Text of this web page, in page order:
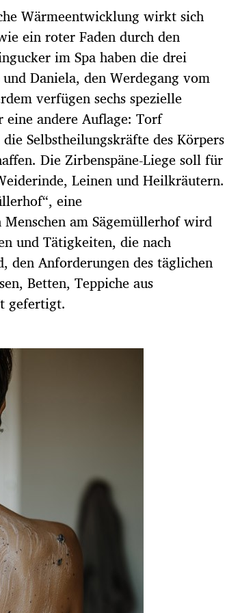
Wärmeentwicklung wirkt sich
ein roter Faden durch den
im Spa haben die drei
Daniela, den Werdegang vom
verfügen sechs spezielle
eine andere Auflage: Torf
Selbstheilungskräfte des Körpers
Die Zirbenspäne-Liege soll für
Leinen und Heilkräutern.
eine
am Sägemüllerhof wird
und Tätigkeiten, die nach
den Anforderungen des täglichen
Betten, Teppiche aus
gefertigt.